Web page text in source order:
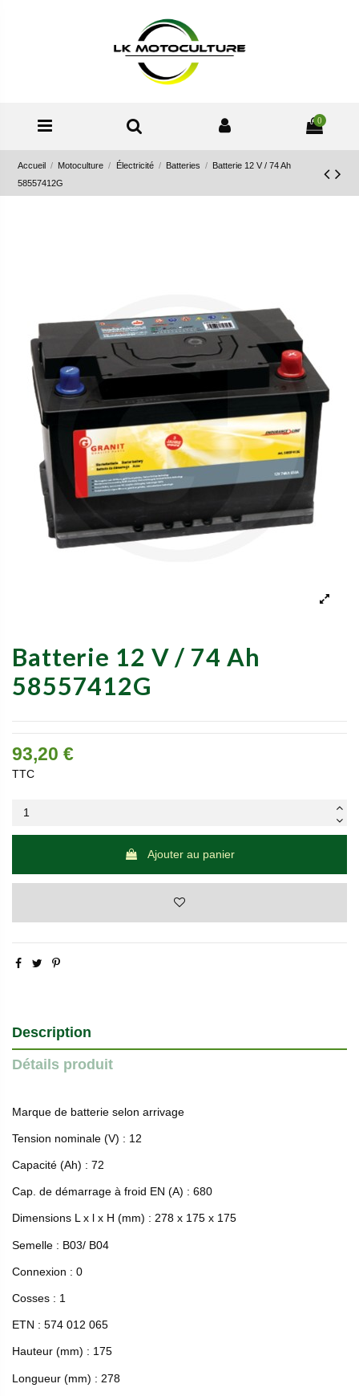
0
Accueil Motoculture Électricité Batteries
Batterie 12 V / 74 Ah
58557412G
Batterie 12 V / 74 Ah
58557412G
93,20 €
TTC
Ajouter au panier
Description
Détails produit
Marque de batterie selon arrivage
Tension nominale (V) : 12
Capacité (Ah) : 72
Cap. de démarrage à froid EN (A) : 680
Dimensions L x l x H (mm) : 278 x 175 x 175
Semelle : B03/ B04
Connexion : 0
Cosses : 1
ETN : 574 012 065
Hauteur (mm) : 175
Longueur (mm) : 278